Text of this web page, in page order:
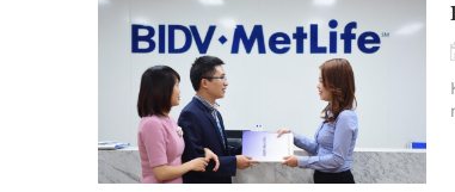
Tổng hợp những cách trị thâm body
Tỷ lệ tật khúc xạ ở trẻ gia tăng: Khuyến
Nhiều lợi thế để nâng chất lượng y tế
Vương Thành Công: Khi việc học bắt